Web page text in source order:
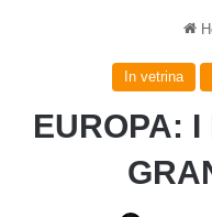
In vetrina
EUROPA: